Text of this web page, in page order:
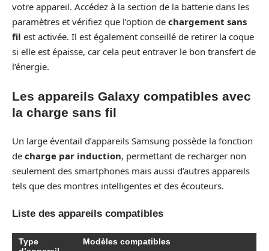
votre appareil. Accédez à la section de la batterie dans les
paramètres et vérifiez que l’option de chargement sans
fil est activée. Il est également conseillé de retirer la coque
si elle est épaisse, car cela peut entraver le bon transfert de
l’énergie.
Les appareils Galaxy compatibles avec
la charge sans fil
Un large éventail d’appareils Samsung possède la fonction
de charge par induction, permettant de recharger non
seulement des smartphones mais aussi d’autres appareils
tels que des montres intelligentes et des écouteurs.
Liste des appareils compatibles
Type
Modèles compatibles